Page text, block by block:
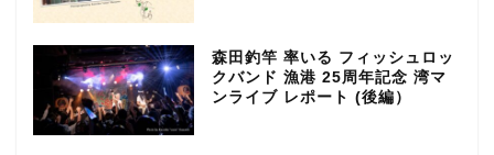
森田釣竿 率いる フィッシュロッ
クバンド 漁港 25周年記念 湾マ
ンライブ レポート (後編）